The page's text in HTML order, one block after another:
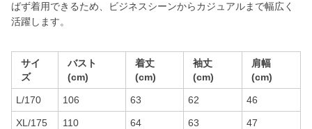
ばず着用できるため、ビジネスシーンからカジュアルまで幅広く
活躍します。
サイ
ズ
バスト
(cm)
着丈
(cm)
袖丈
(cm)
肩幅
(cm)
L/170 106 63 62 46
XL/175 110 64 63 47